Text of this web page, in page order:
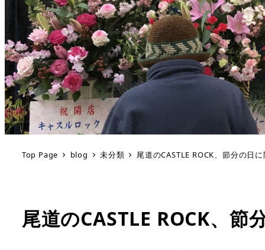
Top Page blog 未分類 尾道のCASTLE ROCK、節分の日
尾道のCASTLE ROCK、節